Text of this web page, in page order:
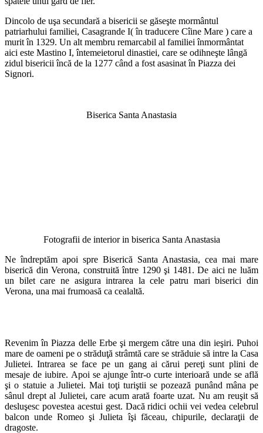
Dincolo de uşa secundară a bisericii se găseşte mormântul
patriarhului familiei, Casagrande I( în traducere Cîine Mare ) care a
murit în 1329. Un alt membru remarcabil al familiei înmormântat
aici este Mastino I, întemeietorul dinastiei, care se odihneşte lângă
zidul bisericii încă de la 1277 când a fost asasinat în Piazza dei
Signori.
Biserica Santa Anastasia
Fotografii de interior in biserica Santa Anastasia
Ne îndreptăm apoi spre Biserică Santa Anastasia, cea mai mare
biserică din Verona, construită între 1290 şi 1481. De aici ne luăm
un bilet care ne asigura intrarea la cele patru mari biserici din
Verona, una mai frumoasă ca cealaltă.
Revenim în Piazza delle Erbe şi mergem către una din ieşiri. Puhoi
mare de oameni pe o străduţă strâmtă care se străduie să intre la Casa
Julietei. Intrarea se face pe un gang ai cărui pereţi sunt plini de
mesaje de iubire. Apoi se ajunge într-o curte interioară unde se află
şi o statuie a Julietei. Mai toţi turiştii se pozează punând mâna pe
sânul drept al Julietei, care acum arată foarte uzat. Nu am reuşit să
desluşesc povestea acestui gest. Dacă ridici ochii vei vedea celebrul
balcon unde Romeo şi Julieta îşi făceau, chipurile, declaraţii de
dragoste.